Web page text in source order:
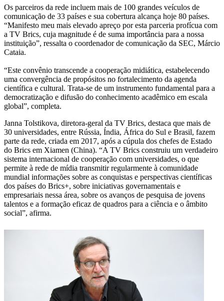
Os parceiros da rede incluem mais de 100 grandes veículos de
comunicação de 33 países e sua cobertura alcança hoje 80 países.
“Manifesto meu mais elevado apreço por esta parceria profícua com
a TV Brics, cuja magnitude é de suma importância para a nossa
instituição”, ressalta o coordenador de comunicação da SEC, Márcio
Cataia.
“Este convênio transcende a cooperação midiática, estabelecendo
uma convergência de propósitos no fortalecimento da agenda
científica e cultural. Trata-se de um instrumento fundamental para a
democratização e difusão do conhecimento acadêmico em escala
global”, completa.
Janna Tolstikova, diretora-geral da TV Brics, destaca que mais de
30 universidades, entre Rússia, Índia, África do Sul e Brasil, fazem
parte da rede, criada em 2017, após a cúpula dos chefes de Estado
do Brics em Xiamen (China). “A TV Brics construiu um verdadeiro
sistema internacional de cooperação com universidades, o que
permite à rede de mídia transmitir regularmente à comunidade
mundial informações sobre as conquistas e perspectivas científicas
dos países do Brics+, sobre iniciativas governamentais e
empresariais nessa área, sobre os avanços de pesquisa de jovens
talentos e a formação eficaz de quadros para a ciência e o âmbito
social”, afirma.